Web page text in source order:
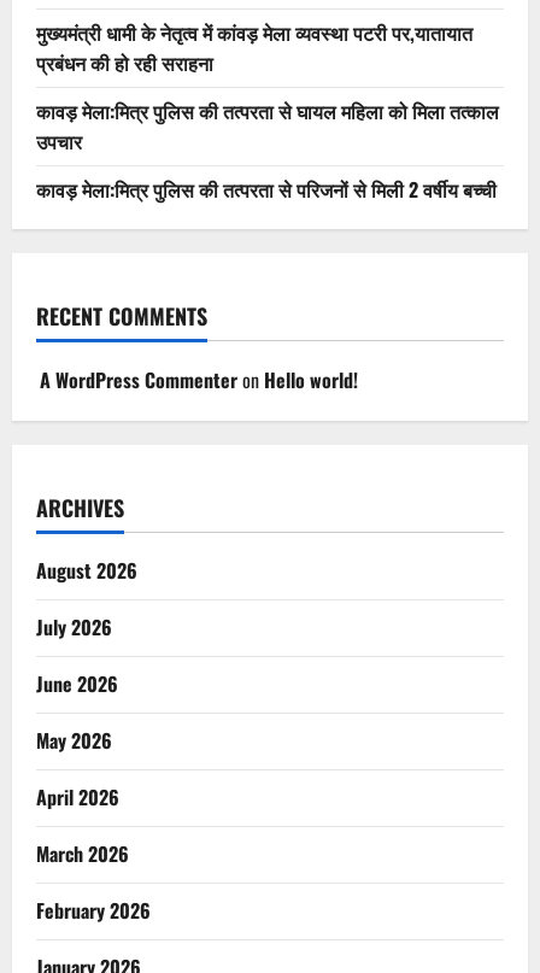
मुख्यमंत्री धामी के नेतृत्व में कांवड़ मेला व्यवस्था पटरी पर,यातायात
प्रबंधन की हो रही सराहना
कावड़ मेला:मित्र पुलिस की तत्परता से घायल महिला को मिला तत्काल
उपचार
कावड़ मेला:मित्र पुलिस की तत्परता से परिजनों से मिली 2 वर्षीय बच्ची
RECENT COMMENTS
A WordPress Commenteron Hello world!
ARCHIVES
August 2026
July 2026
June 2026
May 2026
April 2026
March 2026
February 2026
January 2026